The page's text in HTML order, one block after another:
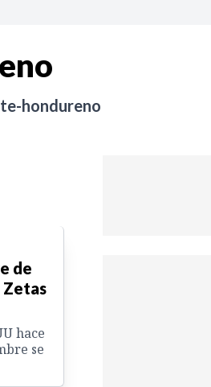
hondureno
de
Zetas
hace
se